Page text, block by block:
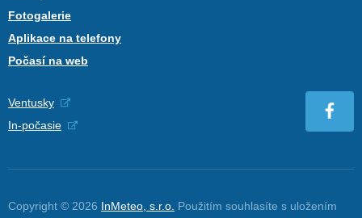
Fotogalerie
Aplikace na telefony
Počasí na web
Ventusky
In-počasie
Copyright © 2026 InMeteo, s.r.o. Použitím souhlasíte s uložením